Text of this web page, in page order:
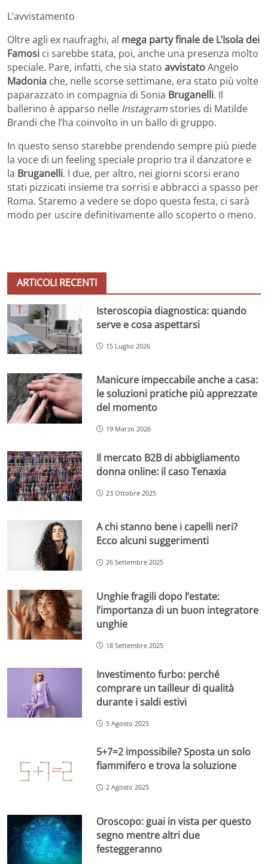
L’avvistamento
Oltre agli ex naufraghi, al mega party finale de L’Isola dei
Famosi ci sarebbe stata, poi, anche una presenza molto
speciale. Pare, infatti, che sia stato avvistatoAngelo
Madonia che, nelle scorse settimane, era stato più volte
paparazzato in compagnia di Sonia Bruganelli. Il
ballerino è apparso nelle Instagramstories di Matilde
Brandi che l’ha coinvolto in un ballo di gruppo.
In questo senso starebbe prendendo sempre più piede
la voce di un feeling speciale proprio tra il danzatore e
la Bruganelli. I due, per altro, nei giorni scorsi erano
stati pizzicati insieme tra sorrisi e abbracci a spasso per
Roma. Staremo a vedere se dopo questa festa, ci sarà
modo per uscire definitivamente allo scoperto o meno.
ARTICOLI RECENTI
Isteroscopia diagnostica: quando
serve e cosa aspettarsi
15 Luglio 2026
Manicure impeccabile anche a casa:
le soluzioni pratiche più apprezzate
del momento
19 Marzo 2026
Il mercato B2B di abbigliamento
donna online: il caso Tenaxia
23 Ottobre 2025
A chi stanno bene i capelli neri?
Ecco alcuni suggerimenti
26 Settembre 2025
Unghie fragili dopo l’estate:
l’importanza di un buon integratore
unghie
18 Settembre 2025
Investimento furbo: perché
comprare un tailleur di qualità
durante i saldi estivi
5 Agosto 2025
5+7=2 impossibile? Sposta un solo
fiammifero e trova la soluzione
2 Agosto 2025
Oroscopo: guai in vista per questo
segno mentre altri due
festeggeranno